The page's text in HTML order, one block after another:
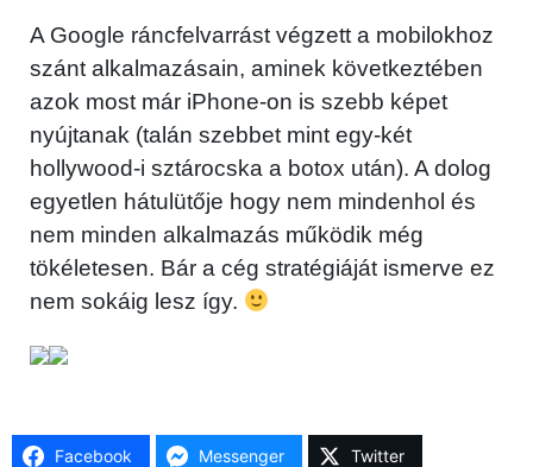
A Google ráncfelvarrást végzett a mobilokhoz
szánt alkalmazásain, aminek következtében
azok most már iPhone-on is szebb képet
nyújtanak (talán szebbet mint egy-két
hollywood-i sztárocska a botox után). A dolog
egyetlen hátulütője hogy nem mindenhol és
nem minden alkalmazás működik még
tökéletesen. Bár a cég stratégiáját ismerve ez
nem sokáig lesz így.
Facebook Messenger Twitter